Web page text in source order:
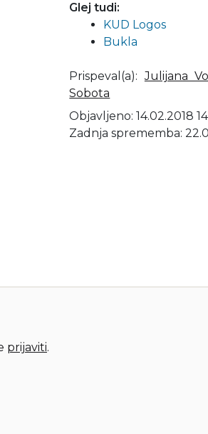
Glej tudi:
KUD Logos
Bukla
Prispeval(a):Julijana
Sobota
Objavljeno: 14.02.2018
Zadnja sprememba:
prijaviti.